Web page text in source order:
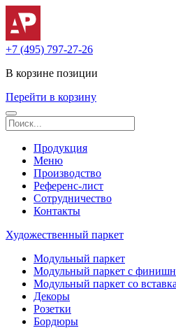
+7 (495) 797-27-26
В корзине позиции
Перейти в корзину
Продукция
Меню
Производство
Референс-лист
Сотрудничество
Контакты
Художественный паркет
Модульный паркет
Модульный паркет с
Модульный паркет со
Декоры
Розетки
Бордюры